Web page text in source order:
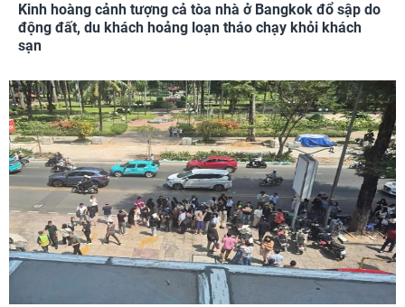
Kinh hoàng cảnh tượng cả tòa nhà ở Bangkok đổ sập do
động đất, du khách hoảng loạn tháo chạy khỏi khách
sạn